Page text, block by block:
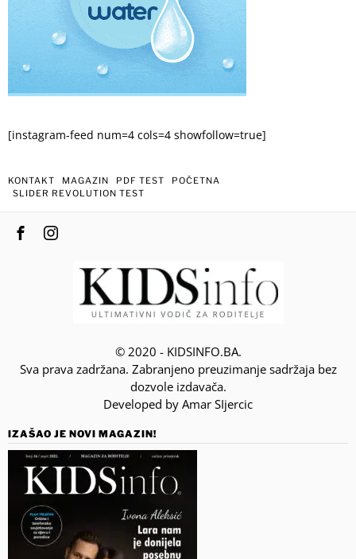
[instagram-feed num=4 cols=4 showfollow=true]
KONTAKT MAGAZIN PDF TEST
POČETNA
SLIDER REVOLUTION TEST
© 2020 - KIDSINFO.BA.
Sva prava zadržana. Zabranjeno preuzimanje sadržaja bez
dozvole izdavača.
Developed by Amar SIjercic
IZAŠAO JE NOVI MAGAZIN!